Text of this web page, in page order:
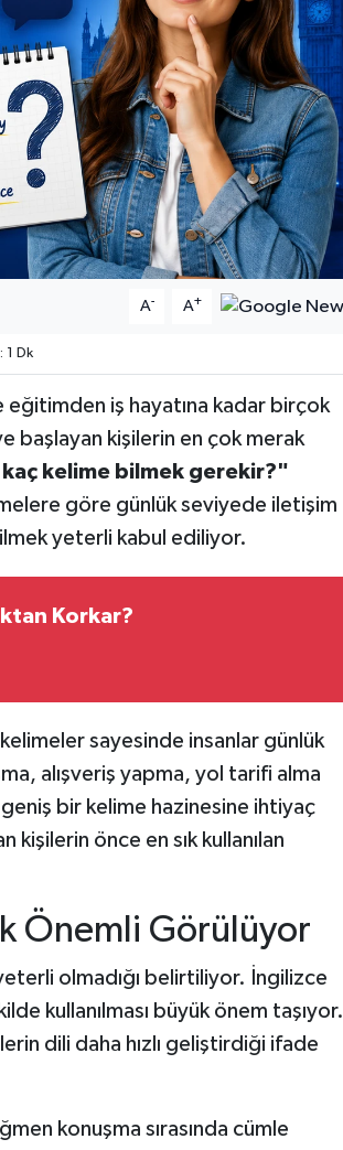
A- A+
1 Dk
eğitimden iş hayatına kadar birçok
başlayan kişilerin en çok merak
kaç kelime bilmek gerekir?"
göre günlük seviyede iletişim
yeterli kabul ediliyor.
Korkar?
kelimeler sayesinde insanlar günlük
alışveriş yapma, yol tarifi alma
bir kelime hazinesine ihtiyaç
önce en sık kullanılan
Önemli Görülüyor
olmadığı belirtiliyor. İngilizce
kullanılması büyük önem taşıyor.
dili daha hızlı geliştirdiği ifade
konuşma sırasında cümle